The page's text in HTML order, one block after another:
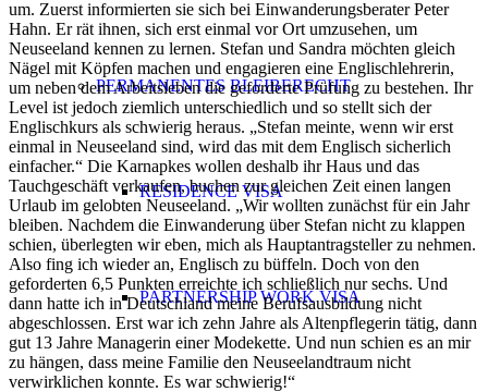
PERMANENTES BLEIBERECHT
RESIDENCE VISA
PARTNERSHIP WORK VISA
um. Zuerst informierten sie sich bei Einwanderungsberater Peter
Hahn. Er rät ihnen, sich erst einmal vor Ort umzusehen, um
Neuseeland kennen zu lernen. Stefan und Sandra möchten gleich
Nägel mit Köpfen machen und engagieren eine Englischlehrerin,
um neben dem Arbeitsleben die geforderte Prüfung zu bestehen. Ihr
Level ist jedoch ziemlich unterschiedlich und so stellt sich der
Englischkurs als schwierig heraus. „Stefan meinte, wenn wir erst
einmal in Neuseeland sind, wird das mit dem Englisch sicherlich
einfacher.“ Die Karnapkes wollen deshalb ihr Haus und das
Tauchgeschäft verkaufen, buchen zur gleichen Zeit einen langen
Urlaub im gelobten Neuseeland. „Wir wollten zunächst für ein Jahr
bleiben. Nachdem die Einwanderung über Stefan nicht zu klappen
schien, überlegten wir eben, mich als Hauptantragsteller zu nehmen.
Also fing ich wieder an, Englisch zu büffeln. Doch von den
geforderten 6,5 Punkten erreichte ich schließlich nur sechs. Und
dann hatte ich in Deutschland meine Berufsausbildung nicht
abgeschlossen. Erst war ich zehn Jahre als Altenpflegerin tätig, dann
gut 13 Jahre Managerin einer Modekette. Und nun schien es an mir
zu hängen, dass meine Familie den Neuseelandtraum nicht
verwirklichen konnte. Es war schwierig!“